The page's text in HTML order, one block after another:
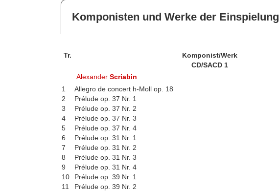
Komponisten und Werke der Einspielung
Tr. Komponist/Werk
CD/SACD 1
AlexanderScriabin
1
Allegro de concert h-Moll op. 18
2
Prélude op. 37 Nr. 1
3
Prélude op. 37 Nr. 2
4
Prélude op. 37 Nr. 3
5
Prélude op. 37 Nr. 4
6
Prélude op. 31 Nr. 1
7
Prélude op. 31 Nr. 2
8
Prélude op. 31 Nr. 3
9
Prélude op. 31 Nr. 4
10
Prélude op. 39 Nr. 1
11
Prélude op. 39 Nr. 2